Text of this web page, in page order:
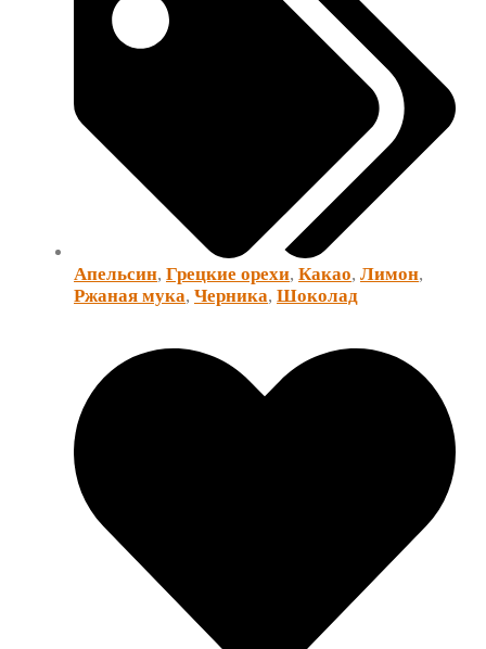
Апельсин, Грецкие орехи, Какао, Лимон,
Ржаная мука, Черника, Шоколад